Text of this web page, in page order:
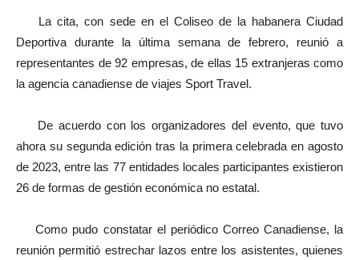
La cita, con sede en el Coliseo de la habanera Ciudad
Deportiva durante la última semana de febrero, reunió a
representantes de 92 empresas, de ellas 15 extranjeras como
la agencia canadiense de viajes Sport Travel.
De acuerdo con los organizadores del evento, que tuvo
ahora su segunda edición tras la primera celebrada en agosto
de 2023, entre las 77 entidades locales participantes existieron
26 de formas de gestión económica no estatal.
Como pudo constatar el periódico Correo Canadiense, la
reunión permitió estrechar lazos entre los asistentes, quienes